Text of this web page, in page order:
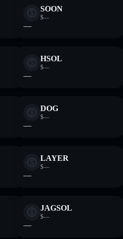
SOON
$—
—
HSOL
$—
—
DOG
$—
—
LAYER
$—
—
JAGSOL
$—
—